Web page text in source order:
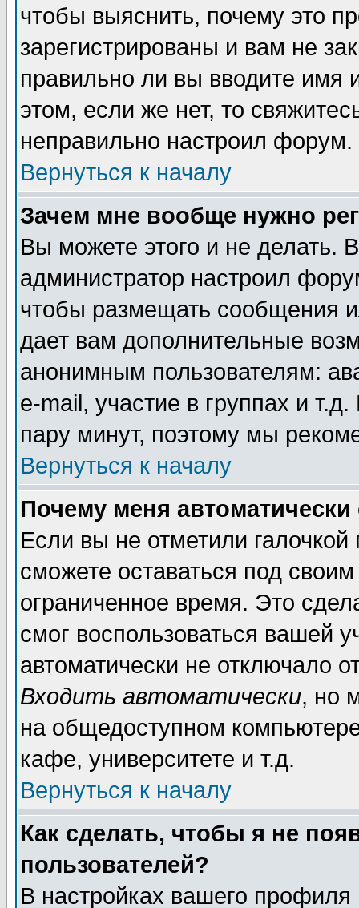
чтобы выяснить, почему это
зарегистрированы и вам не
правильно ли вы вводите
этом, если же нет, то
неправильно настроил форум.
Вернуться к началу
Зачем мне вообще нужно
Вы можете этого и не делать.
администратор настроил
чтобы размещать сообщения
дает вам дополнительные
анонимным пользователям:
e-mail, участие в группах и
пару минут, поэтому мы
Вернуться к началу
Почему меня автоматически
Если вы не отметили галочкой
сможете оставаться под
ограниченное время. Это
смог воспользоваться вашей
автоматически не отключало
Входить автоматически, но
на общедоступном
кафе, университете и т.д.
Вернуться к началу
Как сделать, чтобы я не
пользователей?
В настройках вашего